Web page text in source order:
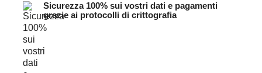
Sicurezza 100% sui vostri dati e pagamenti
grazie ai protocolli di crittografia